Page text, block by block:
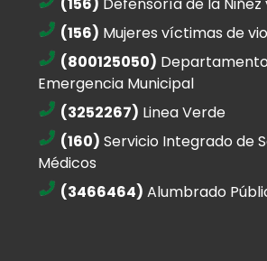
(156) Mujeres víctimas de
(800125050)
Emergencia Municipal
(3252267) Linea Verde
(160) Servicio Integrado de
Médicos
(3466464) Alumbrado